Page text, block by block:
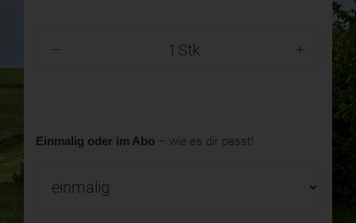
Stk
Einmalig oder im Abo – wie es dir passt!